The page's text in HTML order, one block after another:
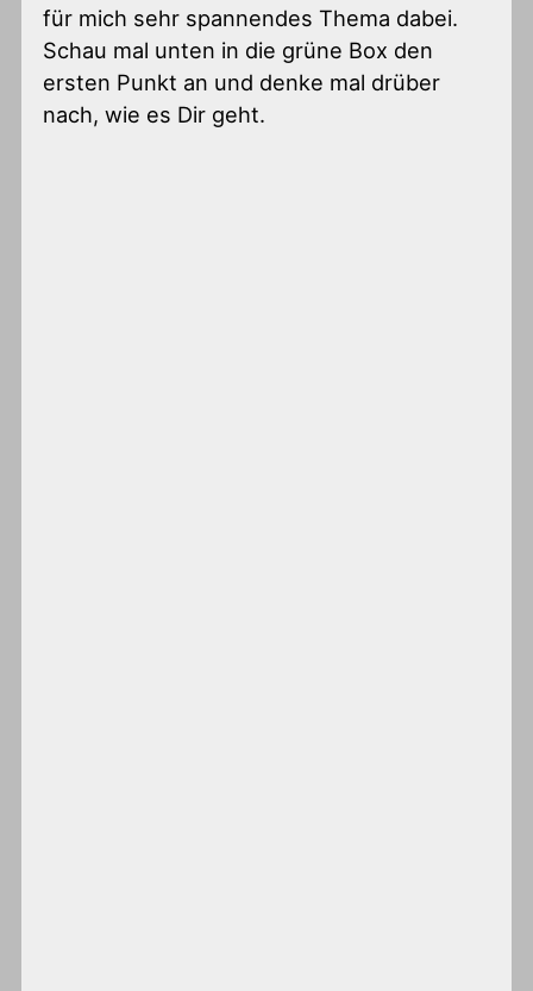
für mich sehr spannendes Thema dabei.
Schau mal unten in die grüne Box den
ersten Punkt an und denke mal drüber
nach, wie es Dir geht.